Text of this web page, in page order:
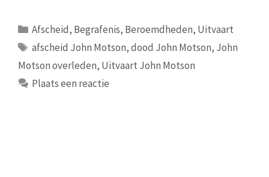
Categorieën
Afscheid, Begrafenis, Beroemdheden, Uitvaart
Tags
afscheid John Motson,dood John Motson, John
Motson overleden, Uitvaart John Motson
Plaats een reactie